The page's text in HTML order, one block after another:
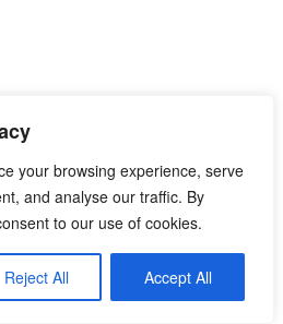
your browsing experience, serve
and analyse our traffic. By
to our use of cookies.
Reject All Accept All